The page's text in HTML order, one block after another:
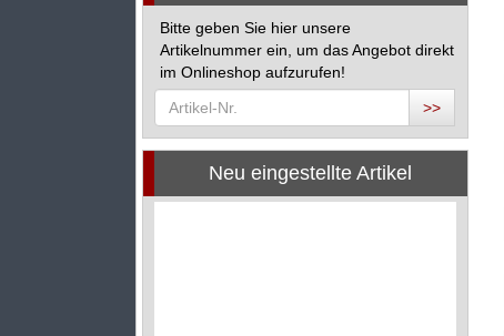
Bitte geben Sie hier unsere
Artikelnummer ein, um das Angebot direkt
im Onlineshop aufzurufen!
>>
Neu eingestellte Artikel